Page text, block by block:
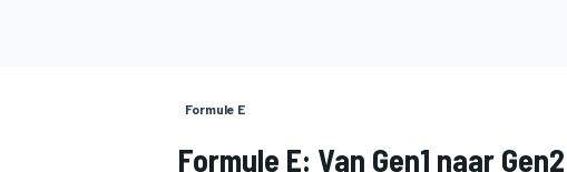
Formule E
Formule E: Van Gen1 naar Gen2